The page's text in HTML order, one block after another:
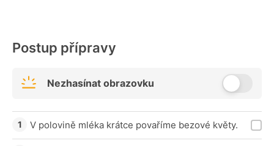
Postup přípravy
Nezhasínat obrazovku
V polovině mléka krátce povaříme bezové květy.